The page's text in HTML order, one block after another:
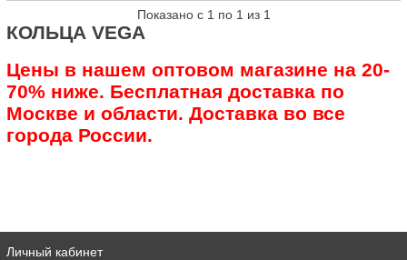
Показано с 1 по 1 из 1
КОЛЬЦА VEGA
Цены в нашем оптовом магазине на 20-
70% ниже. Бесплатная доставка по
Москве и области. Доставка во все
города России.
Личный кабинет